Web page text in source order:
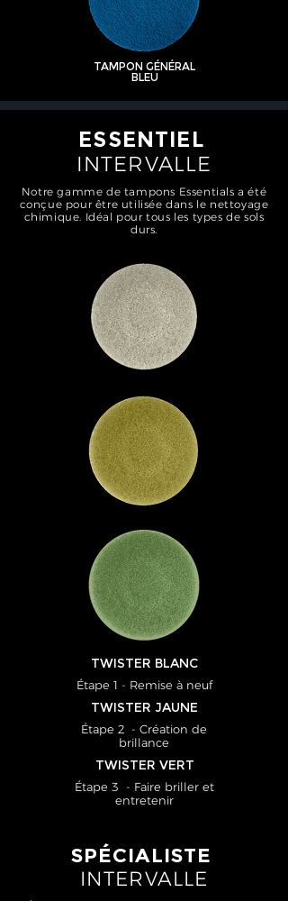
TAMPON GÉNÉRAL
BLEU
ESSENTIEL
INTERVALLE
Notre gamme de tampons Essentials a été
conçue pour être utilisée dans le nettoyage
chimique. Idéal pour tous les types de sols
durs.
TWISTER BLANC
Étape 1 - Remise à neuf
TWISTER JAUNE
Étape 2 - Création de
brillance
TWISTER VERT
Étape 3 - Faire briller et
entretenir
SPÉCIALISTE
INTERVALLE